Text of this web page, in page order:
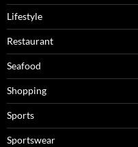
Lifestyle
Restaurant
Seafood
Shopping
Sports
Sportswear